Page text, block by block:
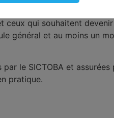
Pont-d’Arc) pour les
ceux qui souhaitent
général et au moins un
le SICTOBA et
pratique.